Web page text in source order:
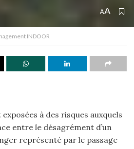
AA
INDOOR
à des risques auxquels
entre le désagrément d’un
représenté par le passage